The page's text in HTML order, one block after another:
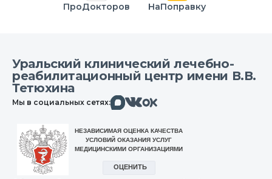
ПроДокторов НаПоправку
Уральский клинический лечебно-
реабилитационный центр имени В.В.
Тетюхина
Мы в социальных сетях:МаксВконтактеОдноклассники